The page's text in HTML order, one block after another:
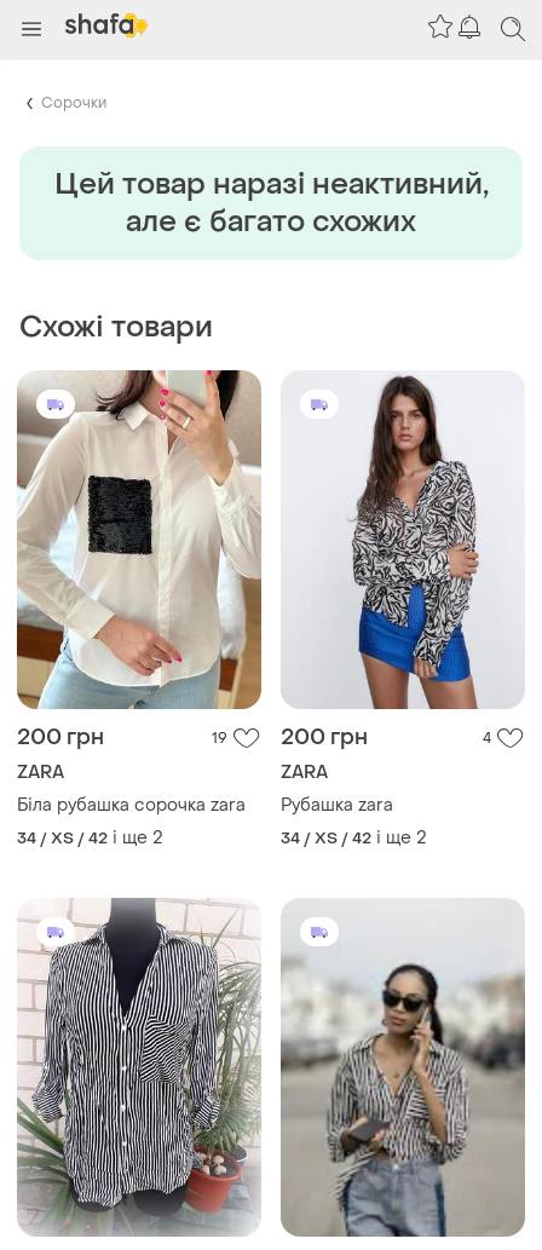
Сорочки
Цей товар наразi неактивний,
але є багато схожих
Схожі товари
200 грн 19
ZARA
Біла рубашка сорочка zara
34 / XS / 42 і ще 2
200 грн 4
ZARA
Рубашка zara
34 / XS / 42 і ще 2